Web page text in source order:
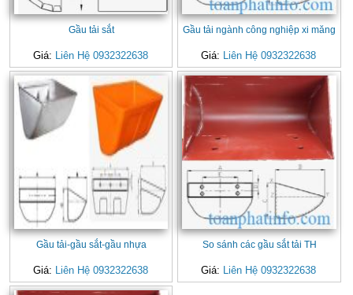
Gầu tải sắt
Giá: Liên Hệ 0932322638
Gầu tải ngành công nghiệp xi măng
Giá: Liên Hệ 0932322638
Gầu tải-gầu sắt-gầu nhựa
Giá: Liên Hệ 0932322638
So sánh các gầu sắt tải TH
Giá: Liên Hệ 0932322638